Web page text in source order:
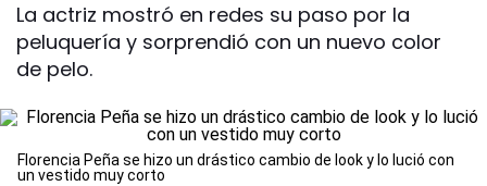
La actriz mostró en redes su paso por la
peluquería y sorprendió con un nuevo color
de pelo.
Florencia Peña se hizo un drástico cambio de look y lo lució con
un vestido muy corto